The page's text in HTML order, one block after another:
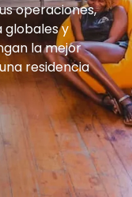
operaciones,
globales y
la mejor
residencia